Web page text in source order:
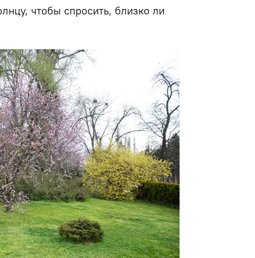
чтобы спросить, близко ли